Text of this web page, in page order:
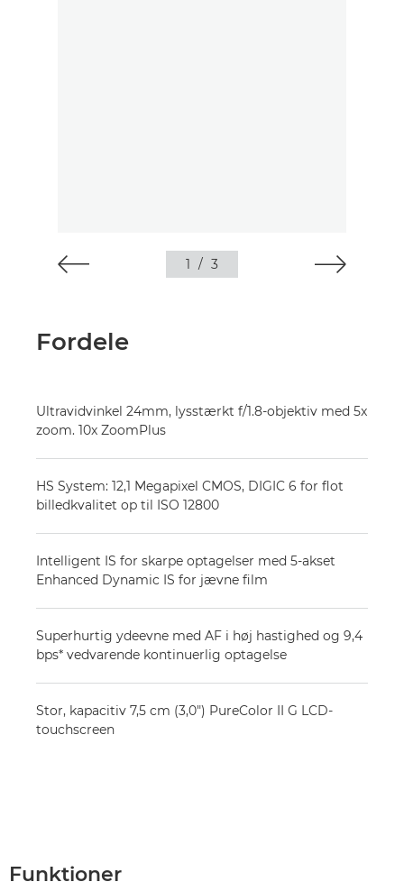
1 / 3
Fordele
Ultravidvinkel 24mm, lysstærkt f/1.8-objektiv med 5x
zoom. 10x ZoomPlus
HS System: 12,1 Megapixel CMOS, DIGIC 6 for flot
billedkvalitet op til ISO 12800
Intelligent IS for skarpe optagelser med 5-akset
Enhanced Dynamic IS for jævne film
Superhurtig ydeevne med AF i høj hastighed og 9,4
bps* vedvarende kontinuerlig optagelse
Stor, kapacitiv 7,5 cm (3,0") PureColor II G LCD-
touchscreen
Funktioner